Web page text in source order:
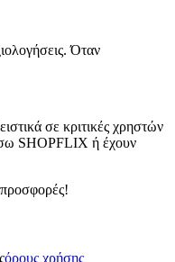
Όταν
σε κριτικές χρηστών
SHOPFLIX ή έχουν
όρους χρήσης